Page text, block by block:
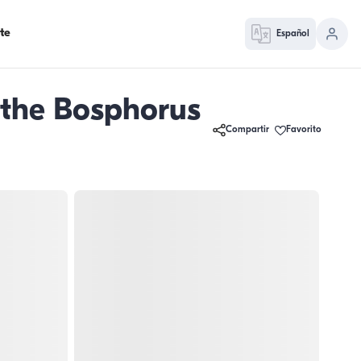
Español
Bosphorus
Compartir Favorito